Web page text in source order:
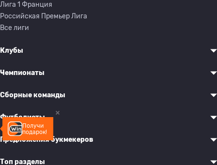
Получи
подарок!
Лига 1 Франция
Российская Премьер Лига
Все лиги
Клубы
Чемпионаты
Сборные команды
Футболисты
Предложения букмекеров
Топ разделы